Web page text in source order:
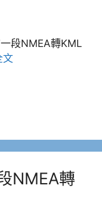
段NMEA轉KML
文
NMEA轉